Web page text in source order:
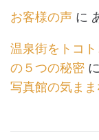
お客様の声 に
温泉街をトコ
の５つの秘密 に
写真館の気ま